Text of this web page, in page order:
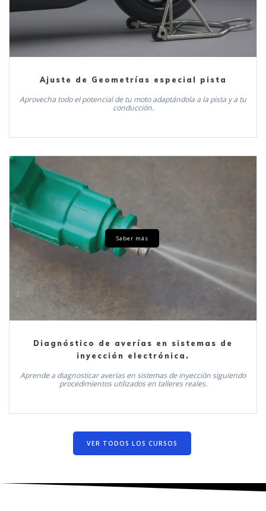
Ajuste de Geometrías especial pista
Aprovecha todo el potencial de tu moto adaptándola a la pista y a tu
conducción.
Saber más
Diagnóstico de averías en sistemas de
inyección electrónica.
Aprende a diagnosticar averías en sistemas de inyección siguiendo
procedimientos utilizados en talleres reales.
VER TODOS LOS CURSOS